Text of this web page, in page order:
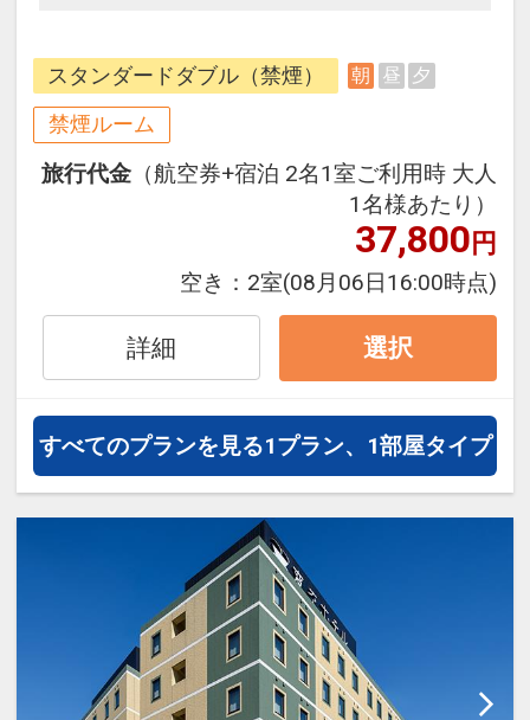
ージだから、一都市滞在はもちろん
周遊旅行にも最適！
旅行期間中の1泊だけの宿泊や延
泊・飛び泊なども自由自在です。
フライトは、安心のJAL（または
JALグループ）確約！フライトマイ
オプションでレンタカーや現地交
約）が可能なプランもございます。
スタンダードダブル（禁煙） 朝 昼 夕
禁煙ルーム
旅行代金 （航空券+宿泊 2名1室ご利用時 大人
1名様あたり）
37,800円
空き： 2室(08月06日16:00時点)
詳細 選択
すべてのプランを見る1プラン、1部屋タイプ